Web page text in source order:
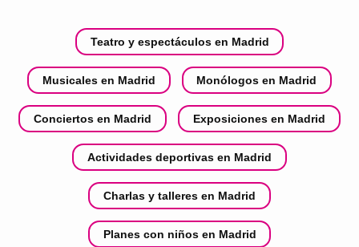
Teatro y espectáculos en Madrid
Musicales en Madrid Monólogos en Madrid
Conciertos en Madrid Exposiciones en Madrid
Actividades deportivas en Madrid
Charlas y talleres en Madrid
Planes con niños en Madrid